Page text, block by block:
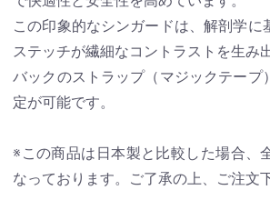
この印象的なシンガードは、解剖学に
ステッチが繊細なコントラストを生み
バックのストラップ（マジックテープ
定が可能です。
※この商品は日本製と比較した場合、
なっております。ご了承の上、ご注文